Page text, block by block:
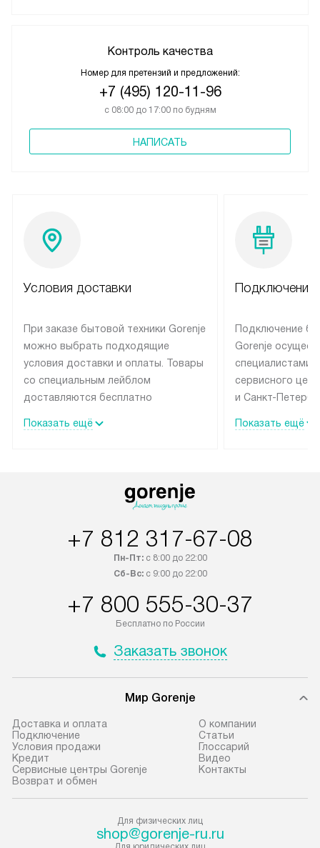
Контроль качества
Номер для претензий и предложений:
+7 (495) 120-11-96
с 08:00 до 17:00 по будням
НАПИСАТЬ
Условия доставки
При заказе бытовой техники Gorenje
можно выбрать подходящие
условия доставки и оплаты. Товары
со специальным лейблом
доставляются бесплатно
до подъезда, выезд за МКАД
в течение трех дней. Доставка
регионы осуществляется через
100% предоплаты наша компания
до представительства
транспортной компании в городе
условия доставки у менеджера при
В оговоренный день служба
прибор до подъезда. Если
требуется переместить прибор
до двери квартиры или до места
установки, пожалуйста,
с менеджером. За данную услугу
взимается дополнительная плата.
Показать ещё
Подключение
Подключение
Gorenje
специалистами
сервисного
и Санкт-
подключается
подключения к
определяется
снятие упаковки
отдельных
монтируется в
Показать ещё
+7 812 317-67-08
Пн-Пт:с 8:00 до 22:00
Сб-Вс:с 9:00 до 22:00
+7 800 555-30-37
Бесплатно по России
Заказать звонок
Мир Gorenje
Доставка и оплата
Подключение
Условия продажи
Кредит
Сервисные центры Gorenje
Возврат и обмен
О компании
Cтатьи
Глоссарий
Видео
Контакты
Для физических лиц
shop@gorenje-ru.ru